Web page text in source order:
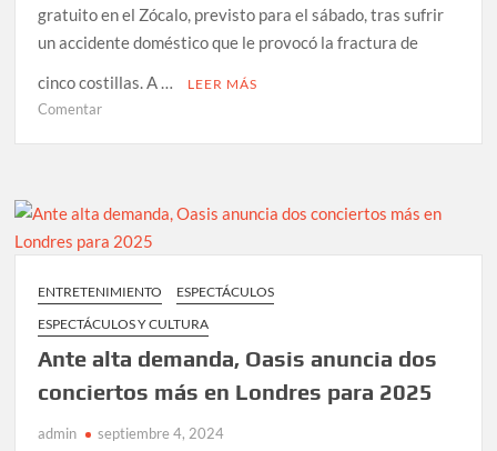
un
hito
por
sus
gratuito en el Zócalo, previsto para el sábado, tras sufrir
un accidente doméstico que le provocó la fractura de
cinco costillas. A …
LEER MÁS
Comentaren
concierto
el
tras
sufrir
un
doméstico
ENTRETENIMIENTO
ESPECTÁCULOS
ESPECTÁCULOS Y CULTURA
Ante alta demanda, Oasis anuncia dos
conciertos más en Londres para 2025
admin septiembre 4, 2024